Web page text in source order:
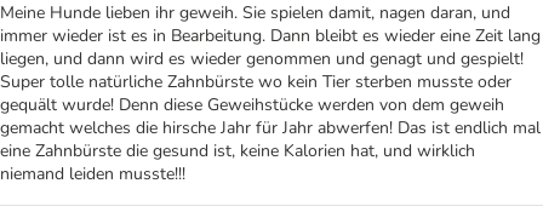
Meine Hunde lieben ihr geweih. Sie spielen damit, nagen daran, und
immer wieder ist es in Bearbeitung. Dann bleibt es wieder eine Zeit lang
liegen, und dann wird es wieder genommen und genagt und gespielt!
Super tolle natürliche Zahnbürste wo kein Tier sterben musste oder
gequält wurde! Denn diese Geweihstücke werden von dem geweih
gemacht welches die hirsche Jahr für Jahr abwerfen! Das ist endlich mal
eine Zahnbürste die gesund ist, keine Kalorien hat, und wirklich
niemand leiden musste!!!